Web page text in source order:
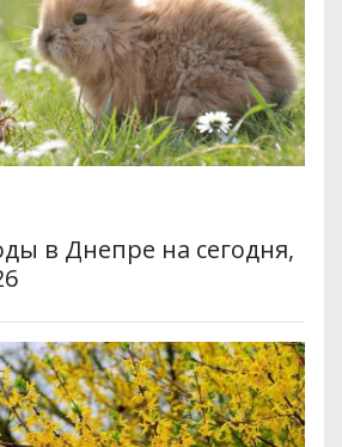
в Днепре на сегодня,